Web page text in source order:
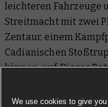
leichteren Fahrzeuge
Streitmacht mit zwei
Zentaur, einem
Cadianischen
können, auf. Dieses
also deiner Armee
We use cookies to give